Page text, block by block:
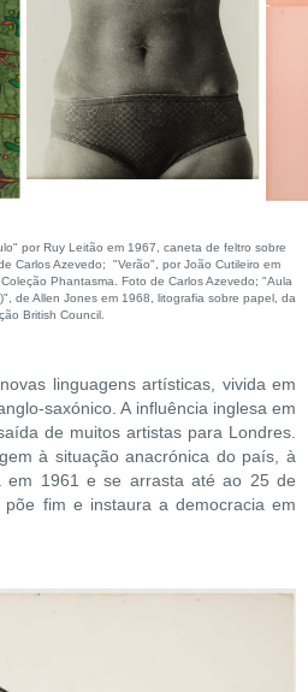
por Ruy Leitão em 1967, caneta de feltro sobre
Carlos Azevedo; "Verão", por João Cutileiro em
Phantasma. Foto de Carlos Azevedo; "Aula
de Allen Jones em 1968, litografia sobre papel, da
British Council.
linguagens artísticas, vivida em
saxónico. A influência inglesa em
de muitos artistas para Londres.
à situação anacrónica do país, à
em 1961 e se arrasta até ao 25 de
fim e instaura a democracia em